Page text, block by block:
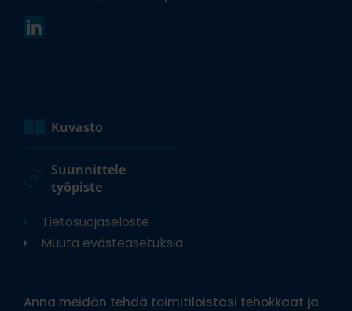
Kuvasto
Suunnittele
työpiste
Tietosuojaseloste
Muuta evästeasetuksia
Anna meidän tehdä toimitiloistasi tehokkaat ja